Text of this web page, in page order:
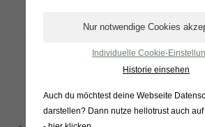
Individuelle Cookie-
Historie einsehen
Auch du möchtest deine Webseite
darstellen? Dann nutze hellotrust auch